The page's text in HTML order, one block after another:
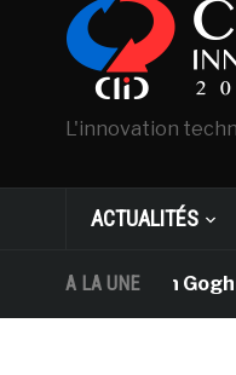
L'innovation
ACTUALITÉS
A LA UNE
musée Van Gogh